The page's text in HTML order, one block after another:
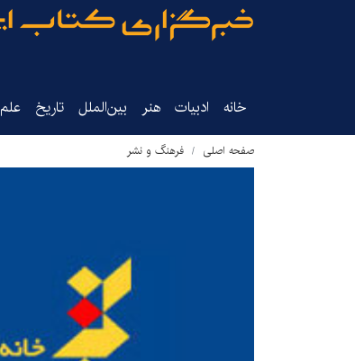
خانه ادبیات هنر بین‌الملل تاریخ‌ علم
صفحه اصلی فرهنگ و نشر